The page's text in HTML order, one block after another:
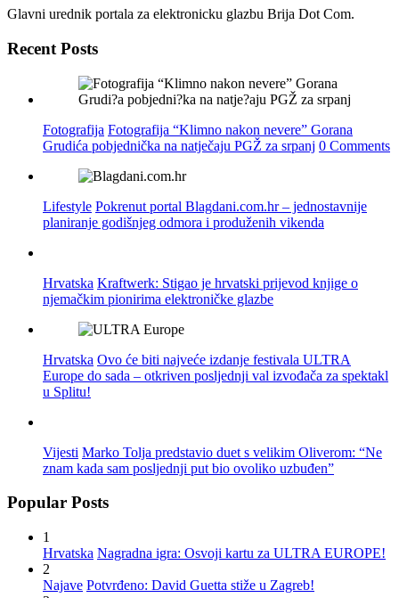
Glavni urednik portala za elektronicku glazbu Brija Dot Com.
Recent Posts
Fotografija Fotografija “Klimno nakon nevere” Gorana
Grudića pobjednička na natječaju PGŽ za srpanj 0 Comments
Lifestyle Pokrenut portal Blagdani.com.hr – jednostavnije
planiranje godišnjeg odmora i produženih vikenda
Hrvatska Kraftwerk: Stigao je hrvatski prijevod knjige o
njemačkim pionirima elektroničke glazbe
Hrvatska Ovo će biti najveće izdanje festivala ULTRA
Europe do sada – otkriven posljednji val izvođača za spektakl
u Splitu!
Vijesti Marko Tolja predstavio duet s velikim Oliverom: “Ne
znam kada sam posljednji put bio ovoliko uzbuđen”
Popular Posts
1
Hrvatska Nagradna igra: Osvoji kartu za ULTRA EUROPE!
2
Najave Potvrđeno: David Guetta stiže u Zagreb!